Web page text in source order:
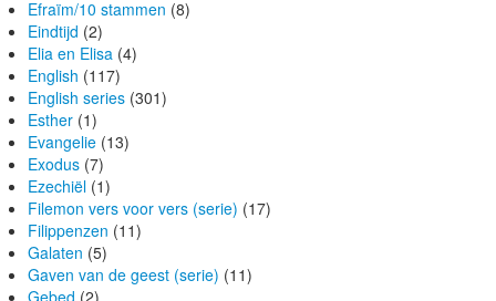
Efraïm/10 stammen (8)
Eindtijd (2)
Elia en Elisa (4)
English (117)
English series (301)
Esther (1)
Evangelie (13)
Exodus (7)
Ezechiël (1)
Filemon vers voor vers (serie) (17)
Filippenzen (11)
Galaten (5)
Gaven van de geest (serie) (11)